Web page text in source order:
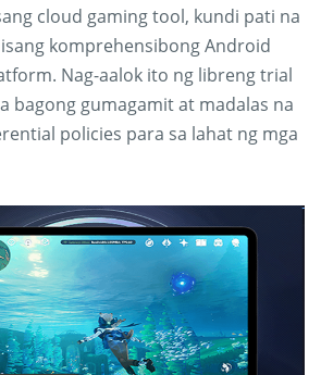
cloud gaming tool, kundi pati na
komprehensibong Android
Nag-aalok ito ng libreng trial
bagong gumagamit at madalas na
policies para sa lahat ng mga